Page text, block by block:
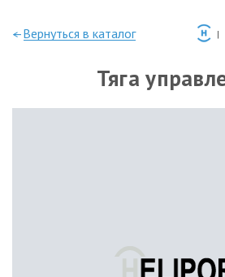
—Вернуться в каталог
Тяга